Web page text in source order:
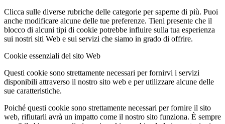
Clicca sulle diverse rubriche delle categorie per saperne di più. Puoi
anche modificare alcune delle tue preferenze. Tieni presente che il
blocco di alcuni tipi di cookie potrebbe influire sulla tua esperienza
sui nostri siti Web e sui servizi che siamo in grado di offrire.
Cookie essenziali del sito Web
Questi cookie sono strettamente necessari per fornirvi i servizi
disponibili attraverso il nostro sito web e per utilizzare alcune delle
sue caratteristiche.
Poiché questi cookie sono strettamente necessari per fornire il sito
web, rifiutarli avrà un impatto come il nostro sito funziona. È sempre